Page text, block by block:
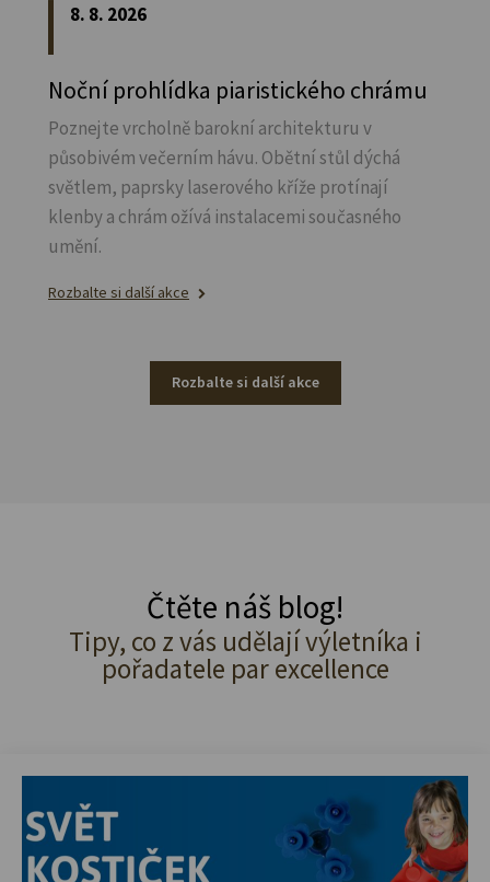
8. 8. 2026
Noční prohlídka piaristického chrámu
Poznejte vrcholně barokní architekturu v
působivém večerním hávu. Obětní stůl dýchá
světlem, paprsky laserového kříže protínají
klenby a chrám ožívá instalacemi současného
umění.
Rozbalte si další akce
Rozbalte si další akce
Čtěte náš blog!
Tipy, co z vás udělají výletníka i
pořadatele par excellence